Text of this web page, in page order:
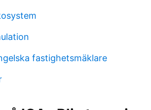
fastighetsmäklare